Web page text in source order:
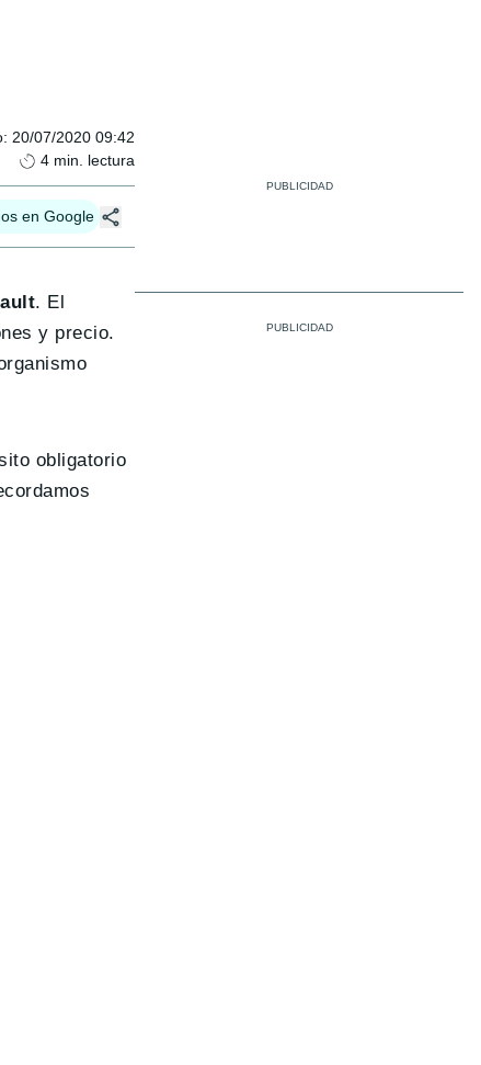
: 20/07/2020 09:42
4 min. lectura
en Google
. El
y precio.
obligatorio